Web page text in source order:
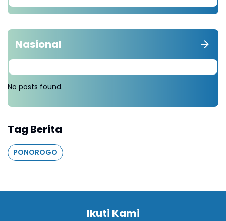
Nasional
No posts found.
Tag Berita
PONOROGO
Ikuti Kami